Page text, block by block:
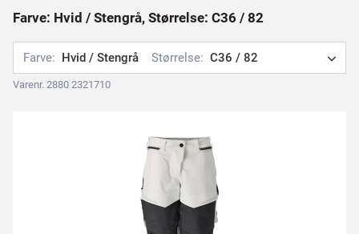
Farve: Hvid / Stengrå, Størrelse: C36 / 82
Farve: Hvid / Stengrå Størrelse: C36 / 82
Varenr. 2880 2321710